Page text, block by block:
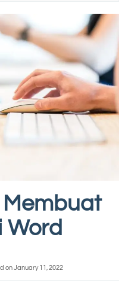
Membuat
Word
onJanuary 11, 2022